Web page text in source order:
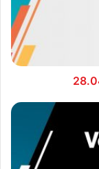
30.04.2023